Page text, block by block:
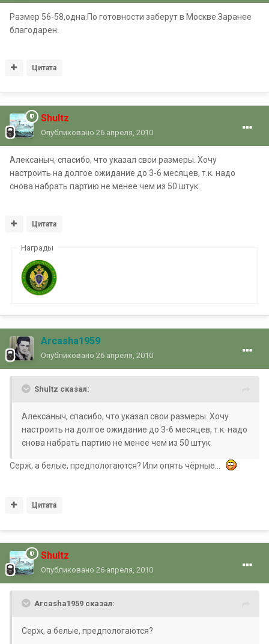
Размер 56-58,одна.По готовности заберут в Москве.Заранее
благодарен.
Цитата
Shultz
Опубликовано 26 апреля, 2010
Алексаныч, спасибо, что указал свои размеры. Хочу
настроить на долгое ожидание до 3-6 месяцев, т.к. надо
снова набрать партию не менее чем из 50 штук.
Цитата
Награды
Arcasha1959
Опубликовано 26 апреля, 2010
Shultz сказал:
Алексаныч, спасибо, что указал свои размеры. Хочу
настроить на долгое ожидание до 3-6 месяцев, т.к. надо
снова набрать партию не менее чем из 50 штук.
Серж, а белые, предпологаются? Или опять чёрные...
Цитата
Shultz
Опубликовано 26 апреля, 2010
Arcasha1959 сказал:
Серж, а белые, предпологаются?